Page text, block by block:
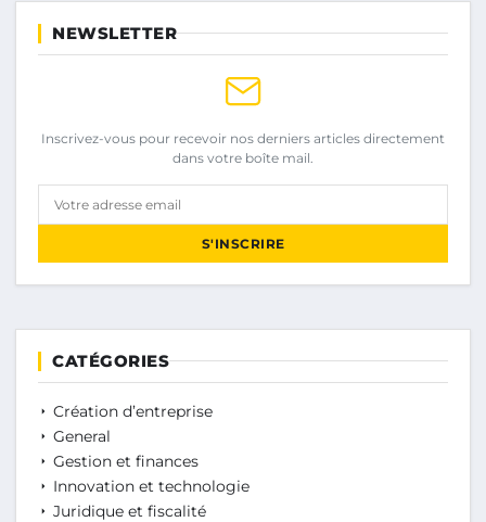
NEWSLETTER
Inscrivez-vous pour recevoir nos derniers articles directement
dans votre boîte mail.
S'INSCRIRE
CATÉGORIES
Création d’entreprise
General
Gestion et finances
Innovation et technologie
Juridique et fiscalité